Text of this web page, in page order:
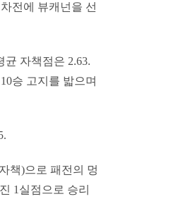
전에 뷰캐넌을 선
자책점은 2.63.
승 고지를 밟으며
책)으로 패전의 멍
1실점으로 승리